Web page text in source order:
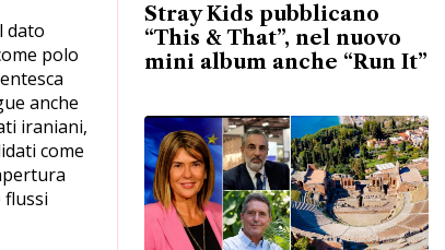
dato
polo
anche
iraniani,
come
flussi
Stray Kids pubblicano
“This & That”, nel nuovo
mini album anche “Run It”